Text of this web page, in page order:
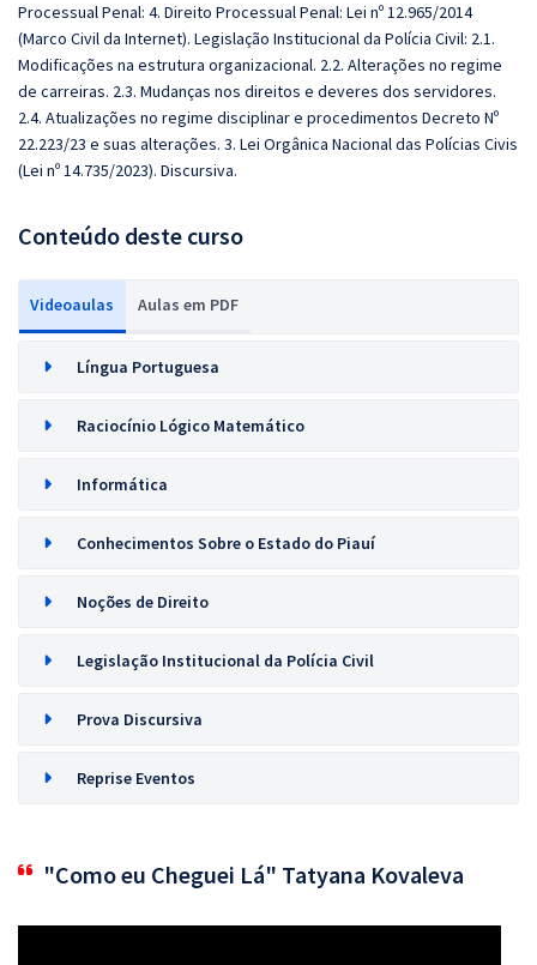
Processual Penal: 4. Direito Processual Penal: Lei nº 12.965/2014
(Marco Civil da Internet). Legislação Institucional da Polícia Civil: 2.1.
Modificações na estrutura organizacional. 2.2. Alterações no regime
de carreiras. 2.3. Mudanças nos direitos e deveres dos servidores.
2.4. Atualizações no regime disciplinar e procedimentos Decreto Nº
22.223/23 e suas alterações. 3. Lei Orgânica Nacional das Polícias Civis
(Lei nº 14.735/2023). Discursiva.
Conteúdo deste curso
Videoaulas Aulas em PDF
Língua Portuguesa
Raciocínio Lógico Matemático
Informática
Conhecimentos Sobre o Estado do Piauí
Noções de Direito
Legislação Institucional da Polícia Civil
Prova Discursiva
Reprise Eventos
"Como eu Cheguei Lá" Tatyana Kovaleva